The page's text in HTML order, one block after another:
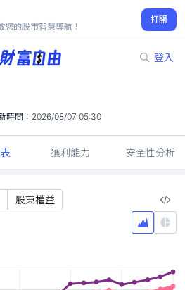
您的股市智慧導航！
打開
登入
0.79%
時間： 2026/08/07 05:30
獲利能力 安全性分析
股東權益